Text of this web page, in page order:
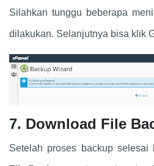
Silahkan tunggu beberapa
dilakukan. Selanjutnya bisa klik
7. Download File
Setelah proses backup selesai